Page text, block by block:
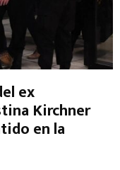
ex
Kirchner
en la